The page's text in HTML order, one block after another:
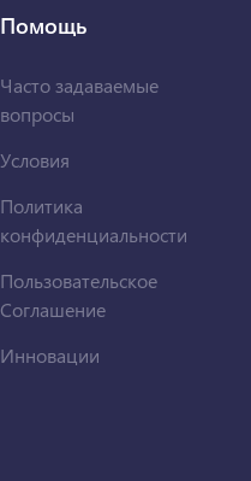
Помощь
Часто задаваемые
вопросы
Условия
Политика
конфиденциальности
Пользовательское
Соглашение
Инновации